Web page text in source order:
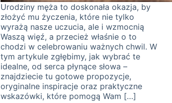
Urodziny męża to doskonała okazja, by
złożyć mu życzenia, które nie tylko
wyrażą nasze uczucia, ale i wzmocnią
Waszą więź, a przecież właśnie o to
chodzi w celebrowaniu ważnych chwil. W
tym artykule zgłębimy, jak wybrać te
idealne, od serca płynące słowa –
znajdziecie tu gotowe propozycje,
oryginalne inspiracje oraz praktyczne
wskazówki, które pomogą Wam […]